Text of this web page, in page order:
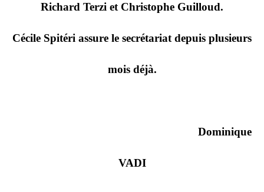
Richard Terzi et Christophe Guilloud.
Cécile Spitéri assure le secrétariat depuis plusieurs
mois déjà.
Dominique
VADI